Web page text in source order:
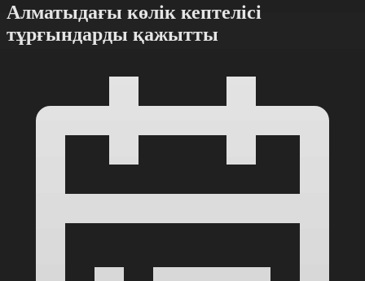
Алматыдағы көлік кептелісі
тұрғындарды қажытты